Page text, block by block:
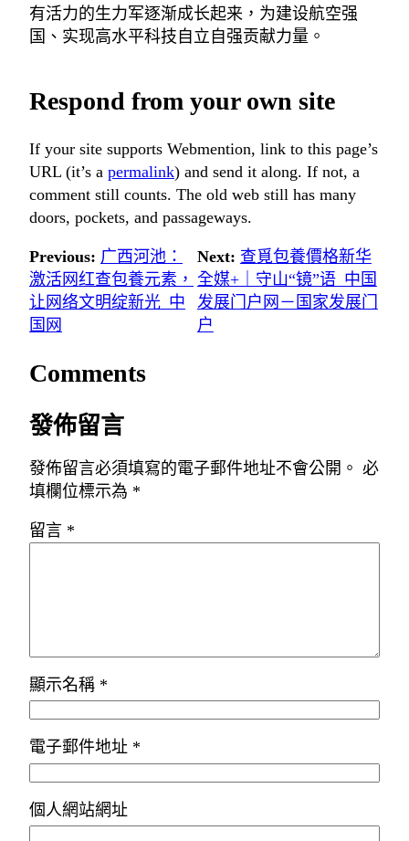
有活力的生力军逐渐成长起来，为建设航空强
国、实现高水平科技自立自强贡献力量。
Respond from your own site
If your site supports Webmention, link to this page’s
URL (it’s a permalink) and send it along. If not, a
comment still counts. The old web still has many
doors, pockets, and passageways.
Previous: 广西河池：
激活网红查包養元素，
让网络文明绽新光_中
国网
Next: 查覓包養價格新华
全媒+｜守山“镜”语_中国
发展门户网－国家发展门
户
Comments
發佈留言
發佈留言必須填寫的電子郵件地址不會公開。 必
填欄位標示為 *
留言 *
顯示名稱 *
電子郵件地址 *
個人網站網址